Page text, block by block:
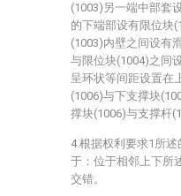
(1003)另一端中部套
的下端部设有限位块
(1003)内壁之间设有
与限位块(1004)之间
呈环状等间距设置在
(1006)与下支撑块
撑块(1006)与支撑杆
4.根据权利要求1所
于：位于相邻上下所
交错。